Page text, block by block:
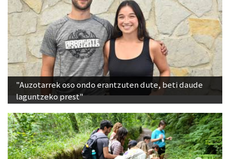
"Auzotarrek oso ondo erantzuten dute, beti daude
laguntzeko prest"